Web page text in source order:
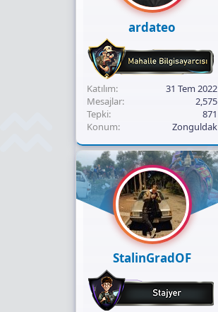
ardateo
Katılım
31 Tem 2022
Mesajlar
2,575
Tepki
871
Konum
Zonguldak
StalinGradOF